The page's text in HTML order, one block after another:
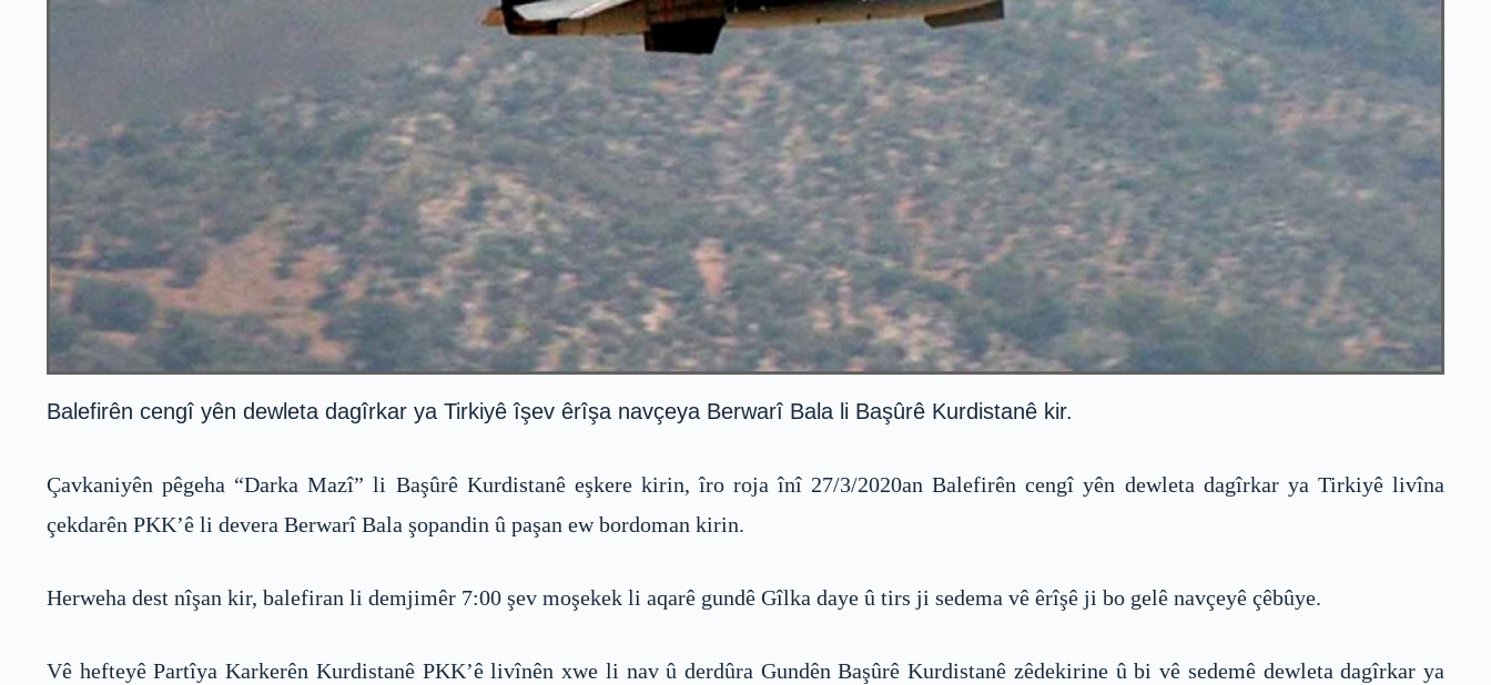
Balefirên cengî yên dewleta dagîrkar ya Tirkiyê îşev êrîşa navçeya Berwarî Bala li Başûrê Kurdistanê kir.
Çavkaniyên pêgeha “Darka Mazî” li Başûrê Kurdistanê eşkere kirin, îro roja înî 27/3/2020an Balefirên cengî yên dewleta dagîrkar ya Tirkiyê livîna
çekdarên PKK’ê li devera Berwarî Bala şopandin û paşan ew bordoman kirin.
Herweha dest nîşan kir, balefiran li demjimêr 7:00 şev moşekek li aqarê gundê Gîlka daye û tirs ji sedema vê êrîşê ji bo gelê navçeyê çêbûye.
Vê hefteyê Partîya Karkerên Kurdistanê PKK’ê livînên xwe li nav û derdûra Gundên Başûrê Kurdistanê zêdekirine û bi vê sedemê dewleta dagîrkar ya